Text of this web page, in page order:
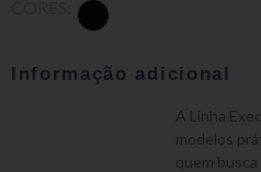
Informação adicional
A Linha
modelos
quem